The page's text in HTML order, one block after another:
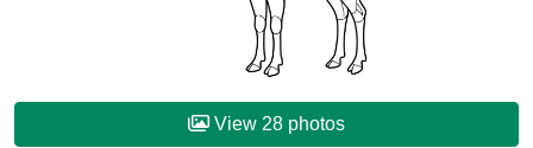
View 28 photos